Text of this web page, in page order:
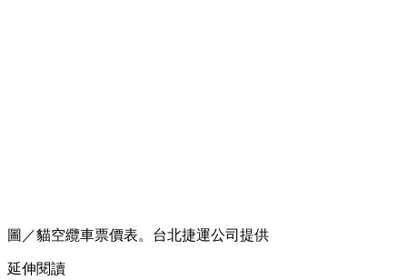
圖／貓空纜車票價表。台北捷運公司提供
延伸閱讀